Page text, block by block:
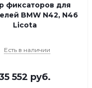
фиксаторов для
BMW N42, N46
Licota
Есть в наличии
552 руб.